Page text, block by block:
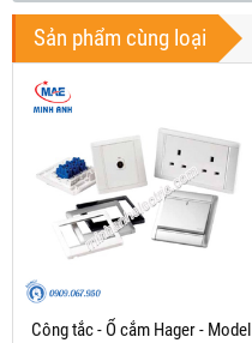
Sản phẩm cùng loại
Công tắc - Ổ cắm Hager - Model